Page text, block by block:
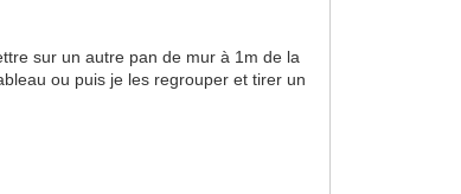
sur un autre pan de mur à 1m de la
ou puis je les regrouper et tirer un